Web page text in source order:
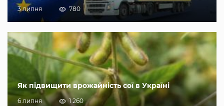
3 липня 780
Як підвищити врожайність сої в Україні
6 липня 1 260